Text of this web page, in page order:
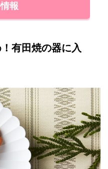
報
有田焼の器に入